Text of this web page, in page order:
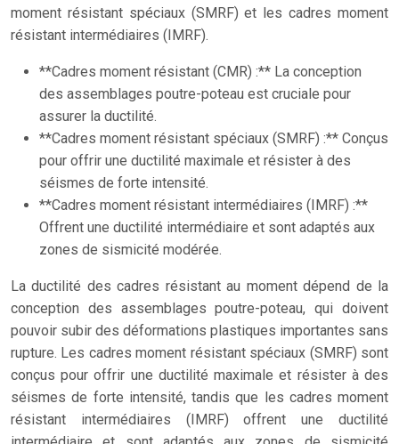
moment résistant spéciaux (SMRF) et les cadres moment
résistant intermédiaires (IMRF).
**Cadres moment résistant (CMR) :** La conception
des assemblages poutre-poteau est cruciale pour
assurer la ductilité.
**Cadres moment résistant spéciaux (SMRF) :** Conçus
pour offrir une ductilité maximale et résister à des
séismes de forte intensité.
**Cadres moment résistant intermédiaires (IMRF) :**
Offrent une ductilité intermédiaire et sont adaptés aux
zones de sismicité modérée.
La ductilité des cadres résistant au moment dépend de la
conception des assemblages poutre-poteau, qui doivent
pouvoir subir des déformations plastiques importantes sans
rupture. Les cadres moment résistant spéciaux (SMRF) sont
conçus pour offrir une ductilité maximale et résister à des
séismes de forte intensité, tandis que les cadres moment
résistant intermédiaires (IMRF) offrent une ductilité